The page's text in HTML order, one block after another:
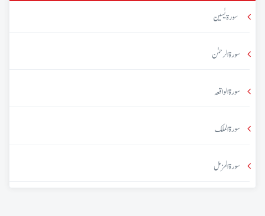
سورۃ یٰسین
سورۃ الرحمٰن
سورۃ الواقعہ
سورۃ الملک
سورۃ المزمل